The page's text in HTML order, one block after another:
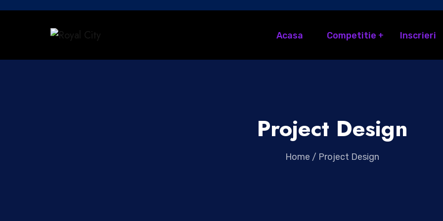
Acasa Competitie Inscrieri
Project Design
Home / Project Design